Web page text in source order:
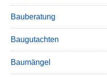
Bauberatung
Baugutachten
Baumängel